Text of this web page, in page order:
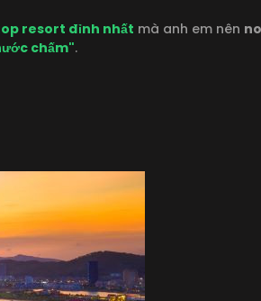
resort đỉnh nhất mà anh em nên
chấm".